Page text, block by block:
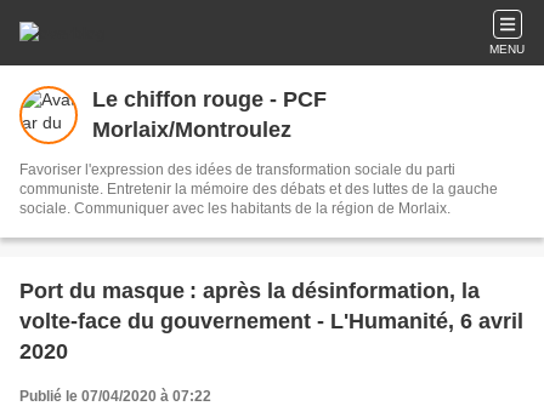
MENU
Le chiffon rouge - PCF
Morlaix/Montroulez
Favoriser l'expression des idées de transformation sociale du parti
communiste. Entretenir la mémoire des débats et des luttes de la gauche
sociale. Communiquer avec les habitants de la région de Morlaix.
Port du masque : après la désinformation, la
volte-face du gouvernement - L'Humanité, 6 avril
2020
Publié le 07/04/2020 à 07:22